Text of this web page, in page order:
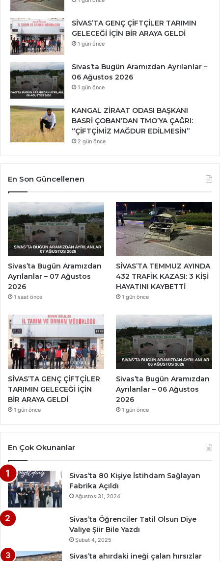
SİVAS’TA GENÇ ÇİFTÇİLER TARIMIN
GELECEĞİ İÇİN BİR ARAYA GELDİ
1 gün önce
Sivas’ta Bugün Aramızdan Ayrılanlar –
06 Ağustos 2026
1 gün önce
KANGAL ZİRAAT ODASI BAŞKANI
BASRİ ÇOBAN’DAN TMO’YA ÇAĞRI:
“ÇİFTÇİMİZ MAĞDUR EDİLMESİN”
2 gün önce
En Son Güncellenen
Sivas’ta Bugün Aramızdan
Ayrılanlar – 07 Ağustos
2026
1 saat önce
SİVAS’TA TEMMUZ AYINDA
432 TRAFİK KAZASI: 3 KİŞİ
HAYATINI KAYBETTİ
1 gün önce
SİVAS’TA GENÇ ÇİFTÇİLER
TARIMIN GELECEĞİ İÇİN
BİR ARAYA GELDİ
1 gün önce
Sivas’ta Bugün Aramızdan
Ayrılanlar – 06 Ağustos
2026
1 gün önce
En Çok Okunanlar
Sivas’ta 80 Kişiye İstihdam Sağlayan
Fabrika Açıldı
Ağustos 31, 2024
Sivas’ta Öğrenciler Tatil Olsun Diye
Valiye Şiir Bile Yazdı
Şubat 4, 2025
Sivas’ta ahırdaki ineği çalan hırsızlar